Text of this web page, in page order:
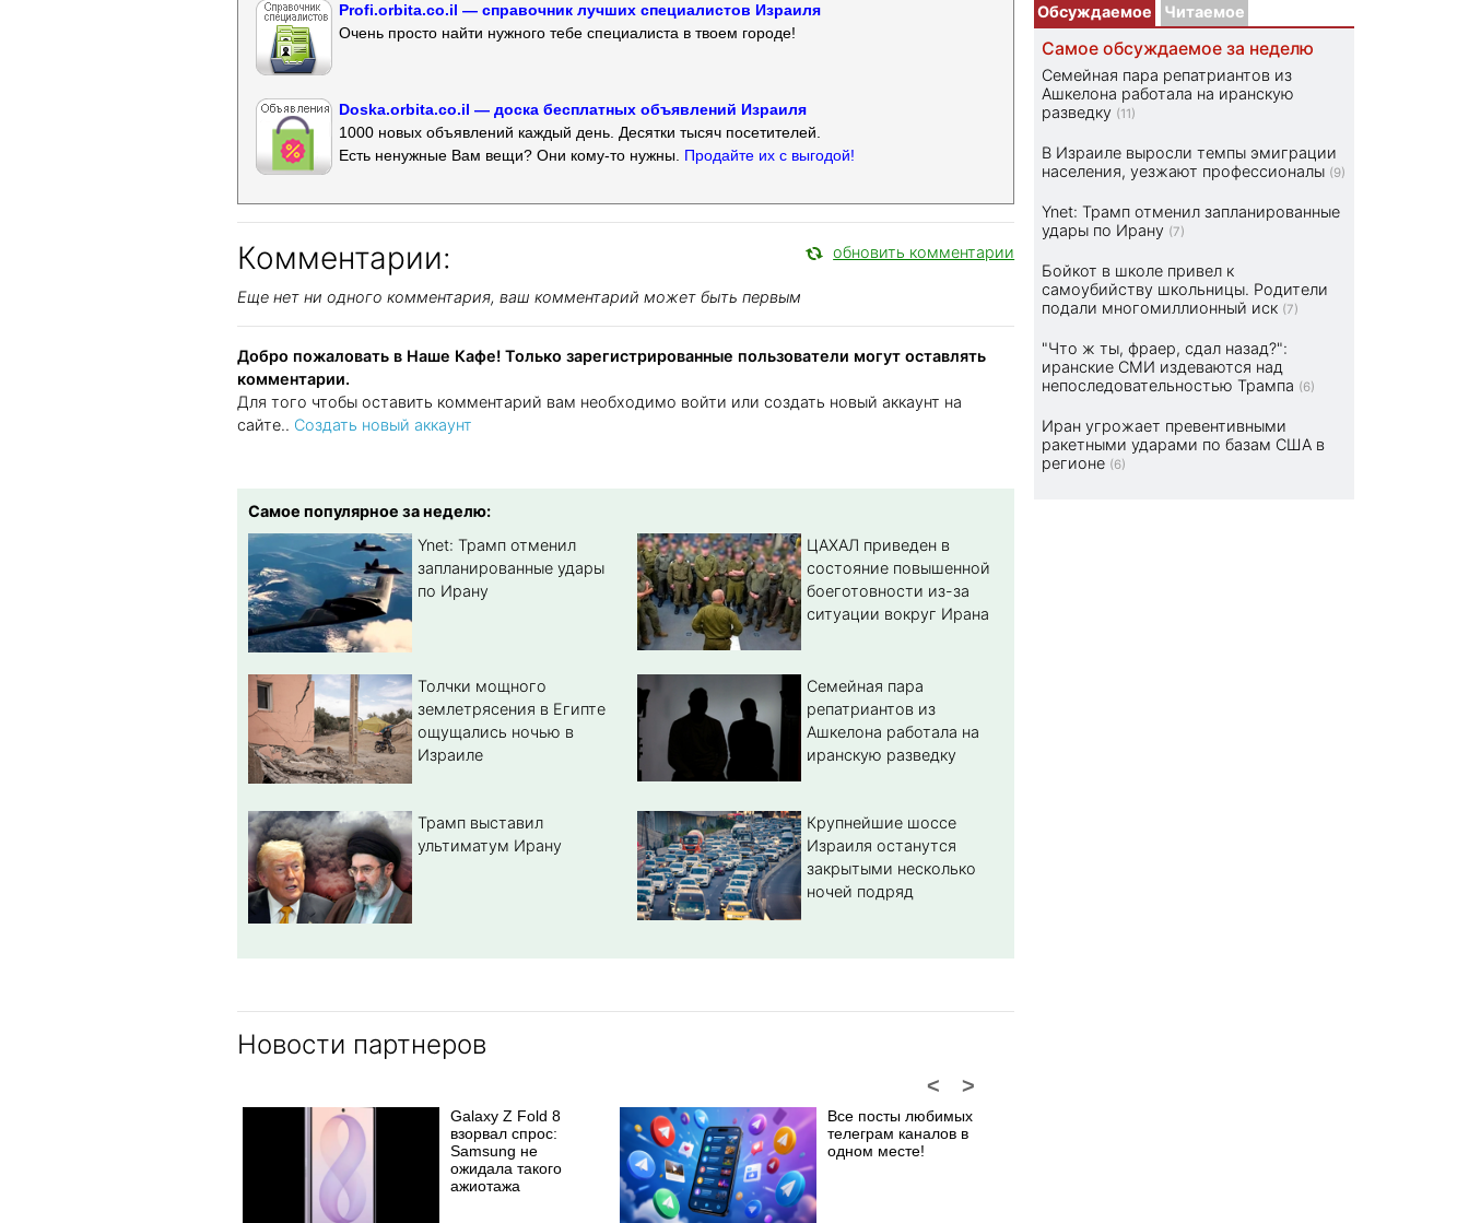
Profi.orbita.co.il — справочник лучших специалистов Израиля
Очень просто найти нужного тебе специалиста в твоем городе!
Doska.orbita.co.il — доска бесплатных объявлений Израиля
1000 новых объявлений каждый день. Десятки тысяч посетителей.
Есть ненужные Вам вещи? Они кому-то нужны. Продайте их с выгодой!
Комментарии: обновить комментарии
Еще нет ни одного комментария, ваш комментарий может быть первым
Добро пожаловать в Наше Кафе! Только зарегистрированные пользователи могут оставлять
комментарии.
Для того чтобы оставить комментарий вам необходимо войти или создать новый аккаунт на
сайте.. Создать новый аккаунт
Самое популярное за неделю:
Ynet: Трамп отменил
запланированные удары
по Ирану
ЦАХАЛ приведен в
состояние повышенной
боеготовности из-за
ситуации вокруг Ирана
Толчки мощного
землетрясения в Египте
ощущались ночью в
Израиле
Семейная пара
репатриантов из
Ашкелона работала на
иранскую разведку
Трамп выставил
ультиматум Ирану
Крупнейшие шоссе
Израиля останутся
закрытыми несколько
ночей подряд
Новости партнеров
>
<
Galaxy Z Fold 8
взорвал спрос:
Samsung не
ожидала такого
ажиотажа
Все посты любимых
телеграм каналов в
одном месте!
Обсуждаемое Читаемое
Самое обсуждаемое за неделю
Семейная пара репатриантов из
Ашкелона работала на иранскую
разведку (11)
В Израиле выросли темпы эмиграции
населения, уезжают профессионалы (9)
Ynet: Трамп отменил запланированные
удары по Ирану (7)
Бойкот в школе привел к
самоубийству школьницы. Родители
подали многомиллионный иск (7)
"Что ж ты, фраер, сдал назад?":
иранские СМИ издеваются над
непоследовательностью Трампа (6)
Иран угрожает превентивными
ракетными ударами по базам США в
регионе (6)